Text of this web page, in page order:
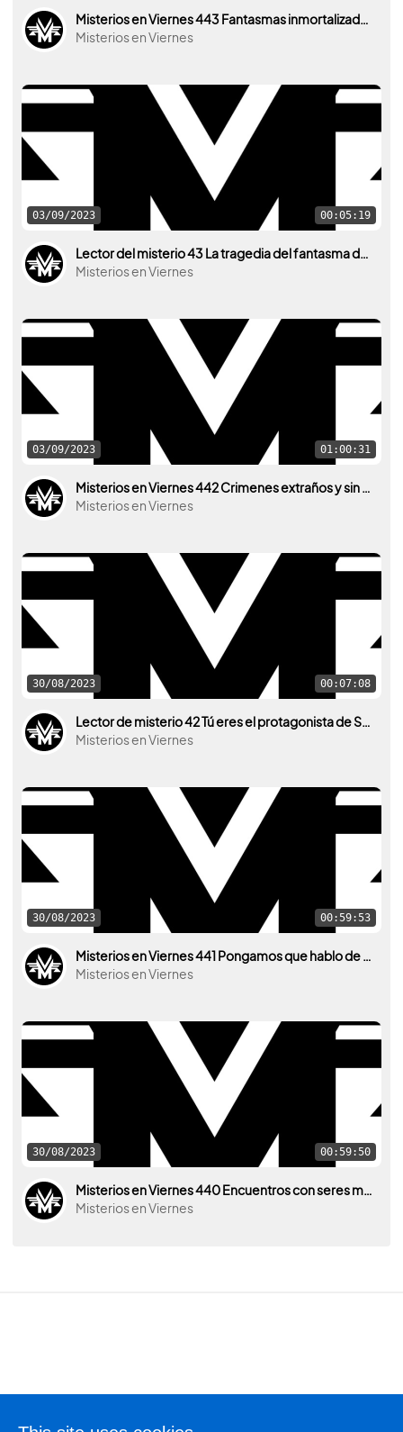
Misterios en Viernes 443 Fantasmas inmortalizados con Luis Merino
Misterios en Viernes
03/09/2023 00:05:19
Lector del misterio 43 La tragedia del fantasma de Esparta de Laura Luna
Misterios en Viernes
03/09/2023 01:00:31
Misterios en Viernes 442 Crimenes extraños y sin resolver
Misterios en Viernes
30/08/2023 00:07:08
Lector de misterio 42 Tú eres el protagonista de Sergio Colomino
Misterios en Viernes
30/08/2023 00:59:53
Misterios en Viernes 441 Pongamos que hablo de Poe con Oscar Fabrega
Misterios en Viernes
30/08/2023 00:59:50
Misterios en Viernes 440 Encuentros con seres mitológicos
Misterios en Viernes